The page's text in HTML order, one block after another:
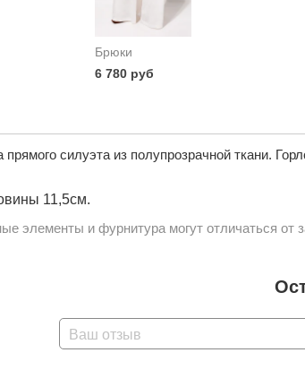
Брюки
6 780 руб
силуэта из полупрозрачной ткани.
11,5см.
элементы и фурнитура могут отличаться от
Ваш отзыв